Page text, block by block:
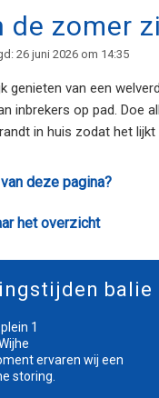
de zomer
26 juni 2026 om 14:35
genieten van een
inbrekers op pad. Doe
in huis zodat het
deze pagina?
het overzicht
balie
1
ervaren wij een
storing.